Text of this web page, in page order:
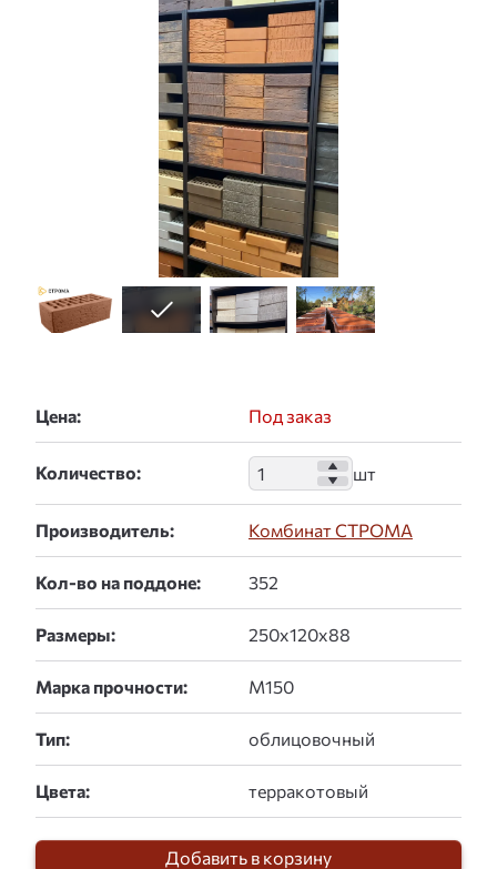
Цена: Под заказ
Количество:
Производитель: Комбинат СТРОМА
Кол-во на поддоне:
Размеры:
Марка прочности:
Тип:
Цвета:
Добавить в корзину